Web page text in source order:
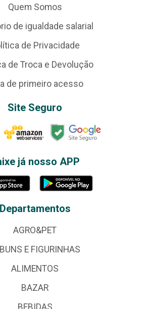
Quem Somos
de igualdade salarial
de Privacidade
de Troca e Devolução
de primeiro acesso
Site Seguro
já nosso APP
Departamentos
AGRO&PET
E FIGURINHAS
ALIMENTOS
BAZAR
BEBIDAS